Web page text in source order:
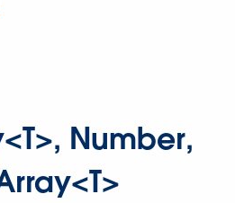
Number,